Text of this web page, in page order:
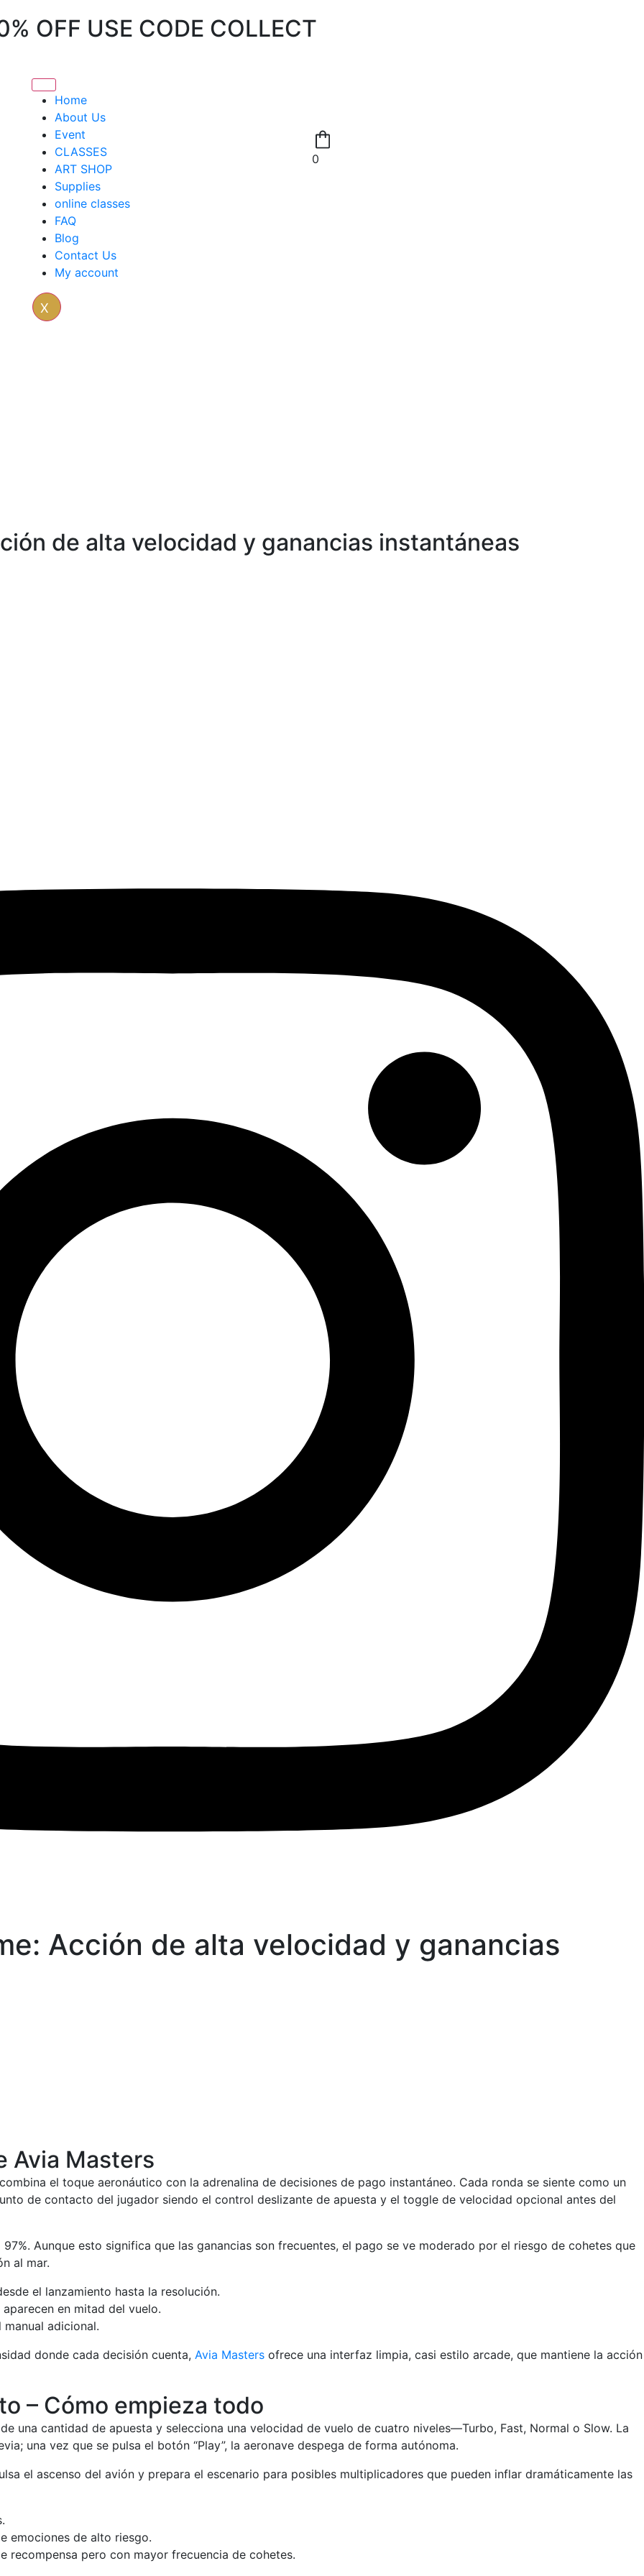
OFF USE CODE COLLECT
Home
About Us
Event
CLASSES
ART SHOP
Supplies
online classes
FAQ
Blog
Contact Us
My account
X
0
de alta velocidad y ganancias instantáneas
Acción de alta velocidad y ganancias
Avia Masters
el toque aeronáutico con la adrenalina de decisiones de pago instantáneo. Cada ronda se siente como un
de contacto del jugador siendo el control deslizante de apuesta y el toggle de velocidad opcional antes del
Aunque esto significa que las ganancias son frecuentes, el pago se ve moderado por el riesgo de cohetes que
al mar.
el lanzamiento hasta la resolución.
en mitad del vuelo.
adicional.
donde cada decisión cuenta, Avia Masters ofrece una interfaz limpia, casi estilo arcade, que mantiene la acción
– Cómo empieza todo
una cantidad de apuesta y selecciona una velocidad de vuelo de cuatro niveles—Turbo, Fast, Normal o Slow. La
una vez que se pulsa el botón “Play”, la aeronave despega de forma autónoma.
el ascenso del avión y prepara el escenario para posibles multiplicadores que pueden inflar dramáticamente las
emociones de alto riesgo.
recompensa pero con mayor frecuencia de cohetes.